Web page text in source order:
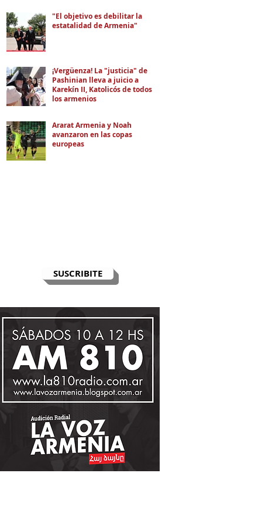
SUSCRIBITE
"El objetivo es debilitar la
estatalidad de Armenia"
¡Vergüenza! La "justicia" de
Pashinian lleva a juicio a
Karekín II, Katolicós de todos
los armenios
Ararat Armenia y Noah
avanzaron en las copas
europeas